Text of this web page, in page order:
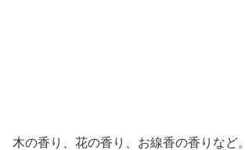
木の香り、花の香り、お線香の香りなど。